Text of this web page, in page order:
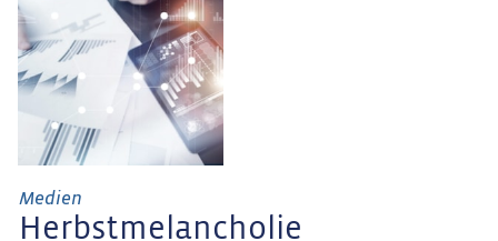
Medien
Herbstmelancholie